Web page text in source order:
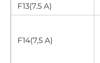
F13(7.5 А)
F14(7,5 А)